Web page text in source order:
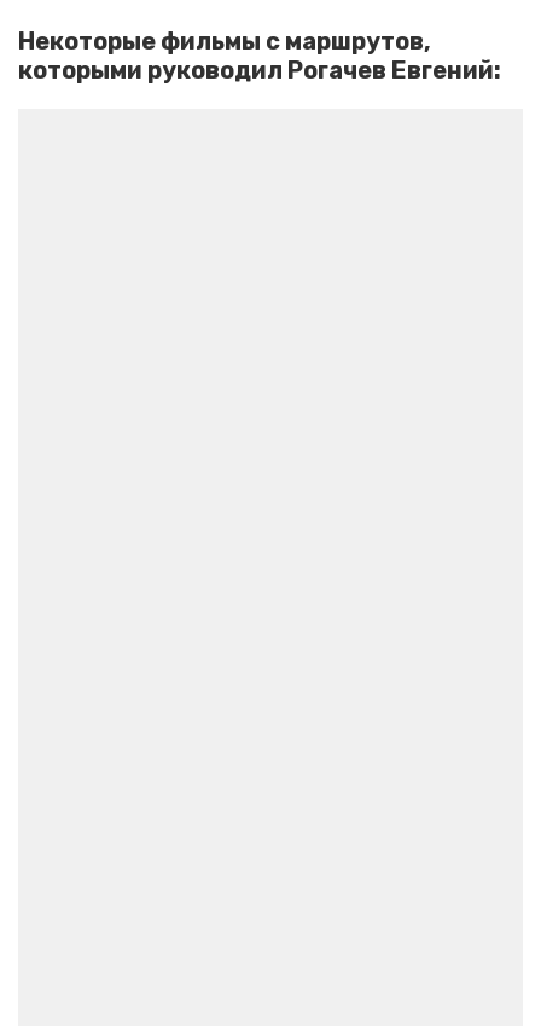
Некоторые фильмы с маршрутов,
которыми руководил Рогачев Евгений: